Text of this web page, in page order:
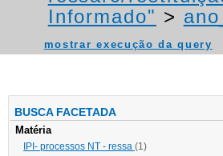
Informado" >
mostrar execução da query
BUSCA FACETADA
Matéria
IPI- processos NT - ressa (1)